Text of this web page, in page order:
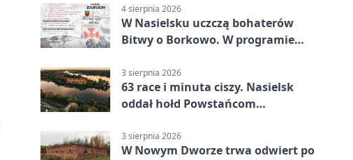
4 sierpnia 2026
W Nasielsku uczczą bohaterów
Bitwy o Borkowo. W programie
3 sierpnia 2026
63 race i minuta ciszy. Nasielsk
oddał hołd Powstańcom
3 sierpnia 2026
W Nowym Dworze trwa odwiert po